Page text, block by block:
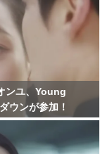
ンユ、Young
ウンが参加！